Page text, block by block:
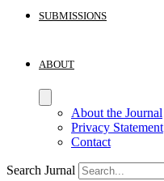
SUBMISSIONS
ABOUT
About the Journal
Privacy Statement
Contact
Search Jurnal